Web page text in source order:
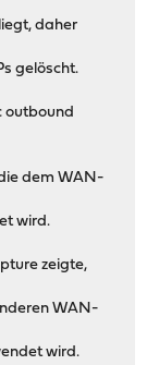
daher
gelöscht.
outbound
dem WAN-
wird.
zeigte,
WAN-
wird.